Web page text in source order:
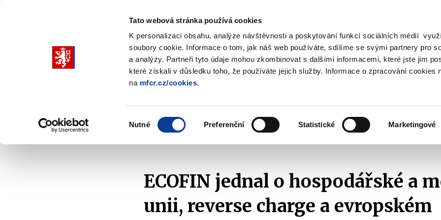
Tato webová stránka používá cookies
K personalizaci obsahu, analýze návštěvnosti a poskytování funkcí sociálních médií
soubory cookie. Informace o tom, jak náš web používáte, sdílíme se svými partnery pro
a analýzy. Partneři tyto údaje mohou zkombinovat s dalšími informacemi, které jste jim
které získali v důsledku toho, že používáte jejich služby. Informace o zpracování cookies
na mfcr.cz/cookies.
Nutné Preferenční Statistické Marketingové
Vyhledat
submenu
submenu
politika
submenu
submenu
účetnictví
Rada EU - ECOFIN Zasedání Rady ECOFIN ECOFIN jednal o hospodářské a měnové
ECOFIN jednal o hospodářské a
unii, reverse charge a evropském